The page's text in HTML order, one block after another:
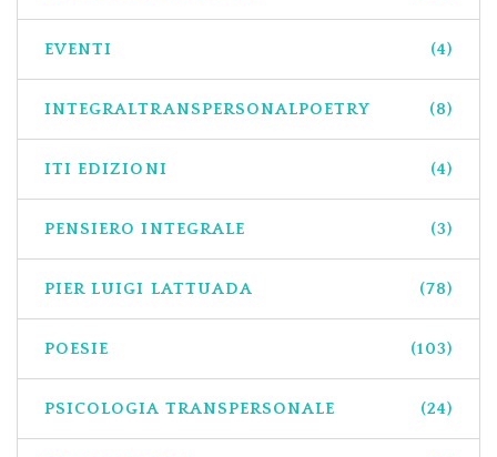
EVENTI (4)
INTEGRALTRANSPERSONALPOETRY (8)
ITI EDIZIONI (4)
PENSIERO INTEGRALE (3)
PIER LUIGI LATTUADA (78)
POESIE (103)
PSICOLOGIA TRANSPERSONALE (24)